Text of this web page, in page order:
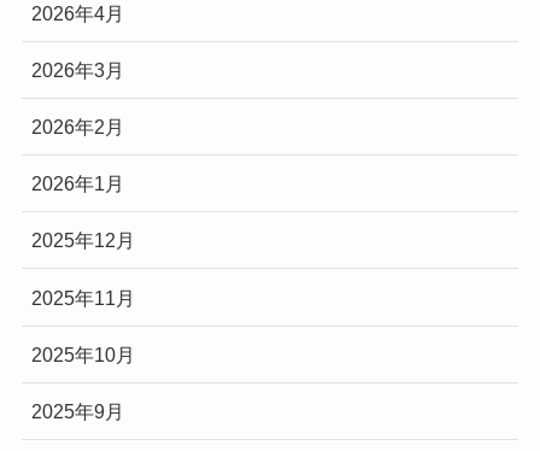
2026年4月
2026年3月
2026年2月
2026年1月
2025年12月
2025年11月
2025年10月
2025年9月